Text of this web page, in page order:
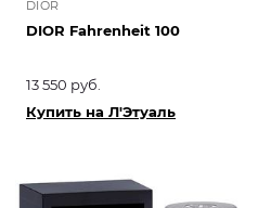
DIOR
DIOR Fahrenheit 100
13 550 руб.
Купить на Л'Этуаль